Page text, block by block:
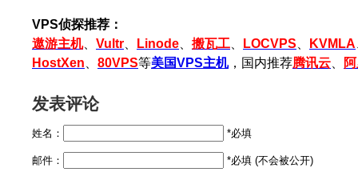
VPS侦探推荐：
遨游主机、 Vultr Linode 搬瓦工 LOCVPS KVMLA
HostXen
80VPS等美国VPS主机，国内推荐腾讯云
发表评论
姓名： *必填
邮件： *必填 (不会被公开)